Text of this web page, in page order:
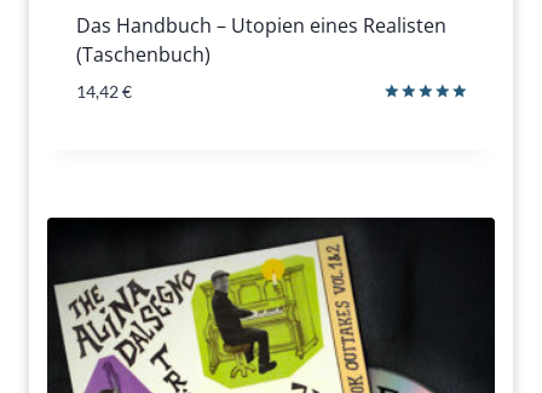
Das Handbuch – Utopien eines Realisten
(Taschenbuch)
14,42€